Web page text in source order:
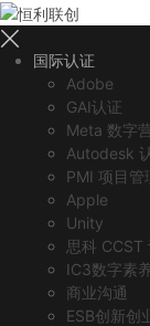
国际认证
Adobe
GAI认证
Meta 数字
Autodesk
PMI 项目管
Apple
Unity
思科 CCST
IC3数字素
商业沟通
ESB创新创